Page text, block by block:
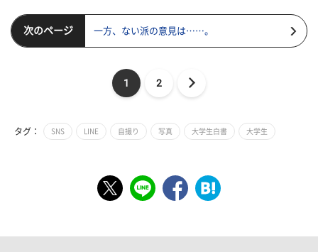
次のページ 一方、ない派の意見は……。
1 2
タグ： SNS LINE 自撮り 写真 大学生白書 大学生